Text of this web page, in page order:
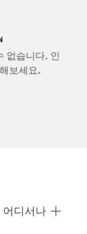
없습니다. 인
보세요.
어디서나